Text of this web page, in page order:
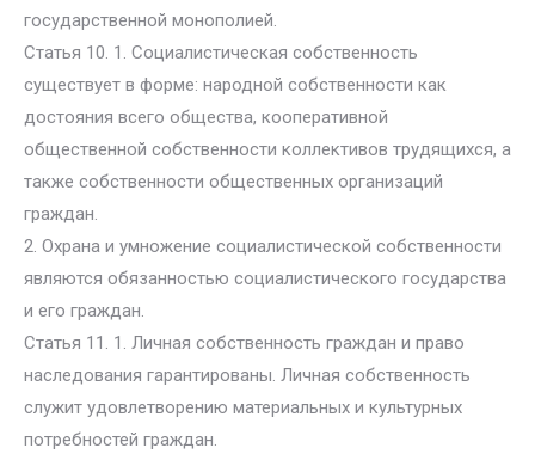
государственной монополией.
Статья 10. 1. Социалистическая собственность
существует в форме: народной собственности как
достояния всего общества, кооперативной
общественной собственности коллективов трудящихся, а
также собственности общественных организаций
граждан.
2. Охрана и умножение социалистической собственности
являются обязанностью социалистического государства
и его граждан.
Статья 11. 1. Личная собственность граждан и право
наследования гарантированы. Личная собственность
служит удовлетворению материальных и культурных
потребностей граждан.